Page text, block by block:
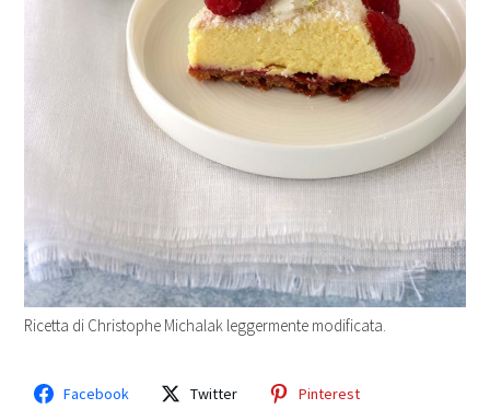
Ricetta di Christophe Michalak leggermente modificata.
Facebook Twitter Pinterest